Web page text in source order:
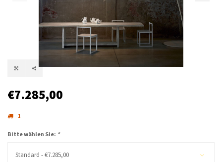
€7.285,00
1
Bitte wählen Sie: *
Standard - €7.285,00